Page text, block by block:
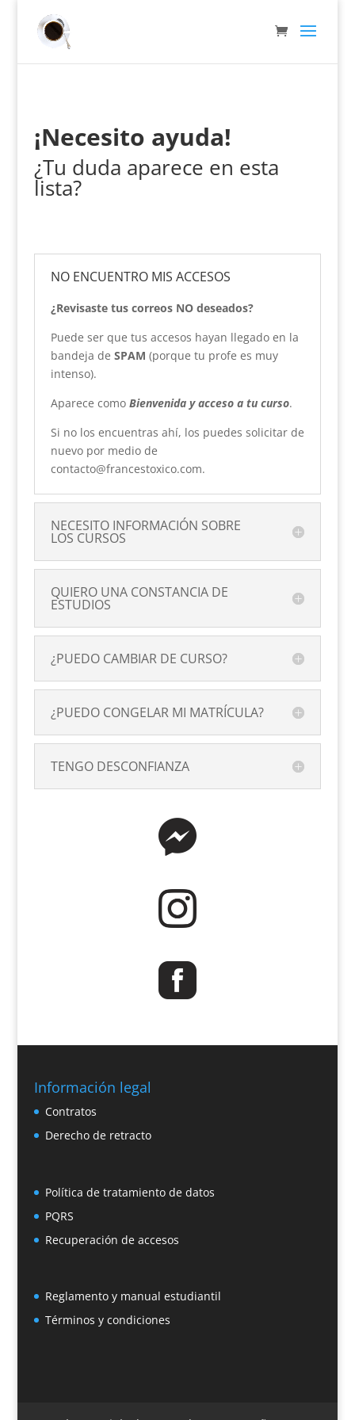
¡Necesito ayuda!
¿Tu duda aparece en esta
lista?
NO ENCUENTRO MIS ACCESOS
¿Revisaste tus correos NO deseados?
Puede ser que tus accesos hayan llegado en la
bandeja de SPAM (porque tu profe es muy
intenso).
Aparece como Bienvenida y acceso a tu curso.
Si no los encuentras ahí, los puedes solicitar de
nuevo por medio de
contacto@francestoxico.com.
NECESITO INFORMACIÓN SOBRE
LOS CURSOS
QUIERO UNA CONSTANCIA DE
ESTUDIOS
¿PUEDO CAMBIAR DE CURSO?
¿PUEDO CONGELAR MI MATRÍCULA?
TENGO DESCONFIANZA
Información legal
Contratos
Derecho de retracto
Política de tratamiento de datos
PQRS
Recuperación de accesos
Reglamento y manual estudiantil
Términos y condiciones